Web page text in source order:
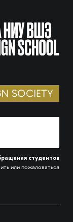
студентов
или пожаловаться